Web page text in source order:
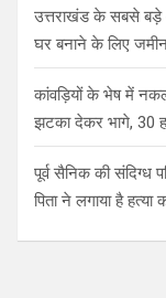
उत्तराखंड के सबसे बड़े
घर बनाने के लिए
कांवड़ियों के भेष में
झटका देकर भागे, 30
पूर्व सैनिक की संदिग्ध
पिता ने लगाया है हत्या